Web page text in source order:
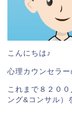
こんにちは♪
心理カウンセラー
これまで８２０
ング&コンサル）